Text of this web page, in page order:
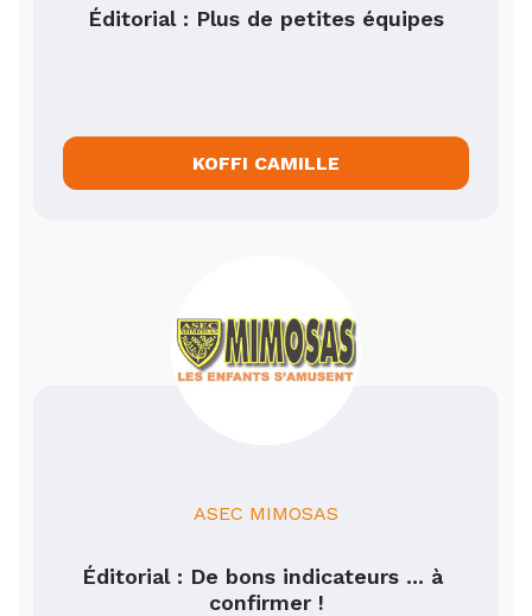
Éditorial : Plus de petites équipes
KOFFI CAMILLE
ASEC MIMOSAS
Éditorial : De bons indicateurs ... à
confirmer !